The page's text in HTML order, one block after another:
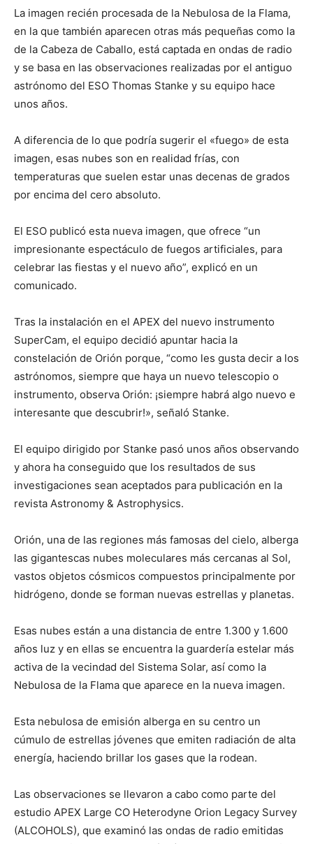
La imagen recién procesada de la Nebulosa de la Flama,
en la que también aparecen otras más pequeñas como la
de la Cabeza de Caballo, está captada en ondas de radio
y se basa en las observaciones realizadas por el antiguo
astrónomo del ESO Thomas Stanke y su equipo hace
unos años.
A diferencia de lo que podría sugerir el «fuego» de esta
imagen, esas nubes son en realidad frías, con
temperaturas que suelen estar unas decenas de grados
por encima del cero absoluto.
El ESO publicó esta nueva imagen, que ofrece “un
impresionante espectáculo de fuegos artificiales, para
celebrar las fiestas y el nuevo año”, explicó en un
comunicado.
Tras la instalación en el APEX del nuevo instrumento
SuperCam, el equipo decidió apuntar hacia la
constelación de Orión porque, “como les gusta decir a los
astrónomos, siempre que haya un nuevo telescopio o
instrumento, observa Orión: ¡siempre habrá algo nuevo e
interesante que descubrir!», señaló Stanke.
El equipo dirigido por Stanke pasó unos años observando
y ahora ha conseguido que los resultados de sus
investigaciones sean aceptados para publicación en la
revista Astronomy & Astrophysics.
Orión, una de las regiones más famosas del cielo, alberga
las gigantescas nubes moleculares más cercanas al Sol,
vastos objetos cósmicos compuestos principalmente por
hidrógeno, donde se forman nuevas estrellas y planetas.
Esas nubes están a una distancia de entre 1.300 y 1.600
años luz y en ellas se encuentra la guardería estelar más
activa de la vecindad del Sistema Solar, así como la
Nebulosa de la Flama que aparece en la nueva imagen.
Esta nebulosa de emisión alberga en su centro un
cúmulo de estrellas jóvenes que emiten radiación de alta
energía, haciendo brillar los gases que la rodean.
Las observaciones se llevaron a cabo como parte del
estudio APEX Large CO Heterodyne Orion Legacy Survey
(ALCOHOLS), que examinó las ondas de radio emitidas